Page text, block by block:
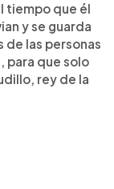
tiempo que él
y se guarda
las personas
que solo
rey de la